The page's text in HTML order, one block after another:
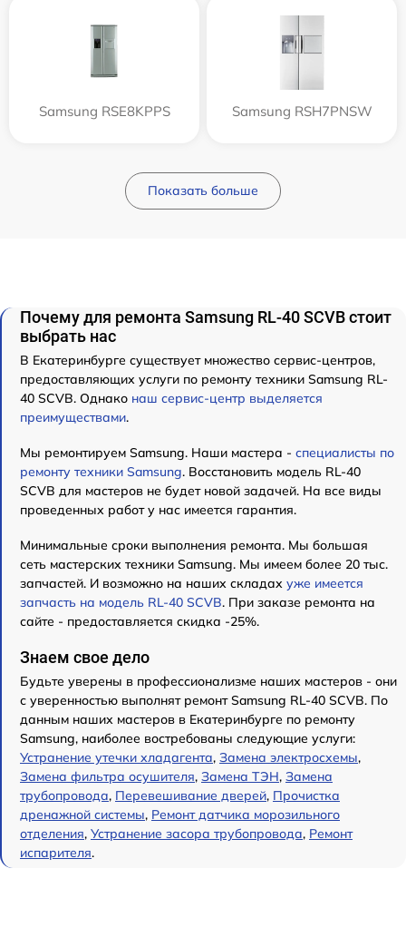
Samsung RSE8KPPS Samsung RSH7PNSW
Показать больше
Почему для ремонта Samsung RL-40 SCVB стоит
выбрать нас
В Екатеринбурге существует множество сервис-центров,
предоставляющих услуги по ремонту техники Samsung RL-
40 SCVB. Однако наш сервис-центр выделяется
преимуществами.
Мы ремонтируем Samsung. Наши мастера - специалисты по
ремонту техники Samsung. Восстановить модель RL-40
SCVB для мастеров не будет новой задачей. На все виды
проведенных работ у нас имеется гарантия.
Минимальные сроки выполнения ремонта. Мы большая
сеть мастерских техники Samsung. Мы имеем более 20 тыс.
запчастей. И возможно на наших складах уже имеется
запчасть на модель RL-40 SCVB. При заказе ремонта на
сайте - предоставляется скидка -25%.
Знаем свое дело
Будьте уверены в профессионализме наших мастеров - они
с уверенностью выполнят ремонт Samsung RL-40 SCVB. По
данным наших мастеров в Екатеринбурге по ремонту
Samsung, наиболее востребованы следующие услуги:
Устранение утечки хладагента, Замена электросхемы,
Замена фильтра осушителя, Замена ТЭН, Замена
трубопровода, Перевешивание дверей, Прочистка
дренажной системы, Ремонт датчика морозильного
отделения, Устранение засора трубопровода, Ремонт
испарителя.